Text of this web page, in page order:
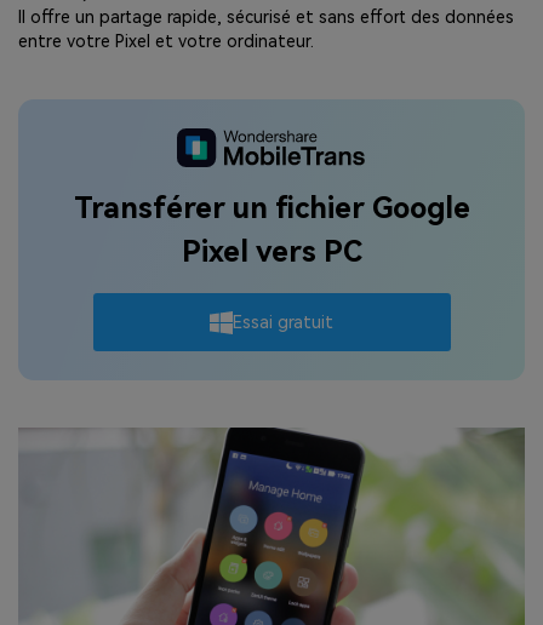
Il offre un partage rapide, sécurisé et sans effort des données
entre votre Pixel et votre ordinateur.
Transférer un fichier Google
Pixel vers PC
Essai gratuit